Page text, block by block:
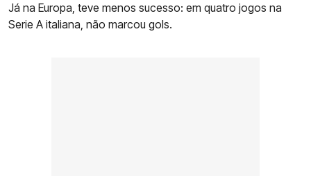
Já na Europa, teve menos sucesso: em quatro jogos na
Serie A italiana, não marcou gols.